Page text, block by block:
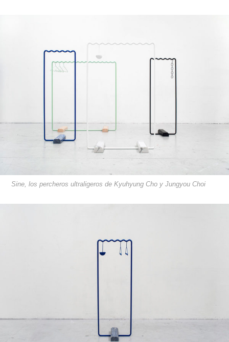
Sine, los percheros ultraligeros de Kyuhyung Cho y Jungyou Choi